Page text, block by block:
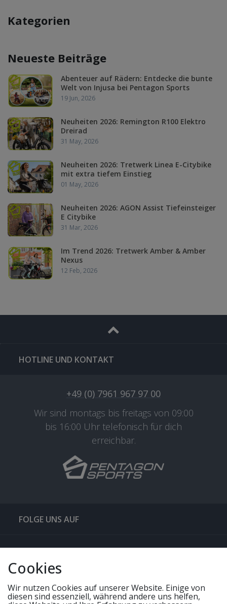
Kategorien
Neueste Beiträge
Abenteuer auf Rädern: Entdecke die bunte
Welt von Injusa bei Pentagon Sports
19 Jun, 2026
Neuheiten 2026: Remington R100 Elektro
Dreirad
31 May, 2026
Neuheiten 2026: Tretwerk Linea E-Citybike
mit extra tiefem Einstieg
01 May, 2026
Neuheiten 2026: AGON Assist Tiefeinsteiger
E Citybike
31 Mar, 2026
Im Trend 2026: Tretwerk Amber & Amber
Nexus
12 Feb, 2026
HOTLINE UND KONTAKT
+49 (0) 7961 967 97 00
Wir sind montags bis freitags von 09:00
bis 16:00 Uhr telefonisch für dich
erreichbar.
FOLGE UNS AUF
QUICKLINKS & TIPPS
SERVICE
Cookies
Wir nutzen Cookies auf unserer Website. Einige von
diesen sind essenziell, während andere uns helfen,